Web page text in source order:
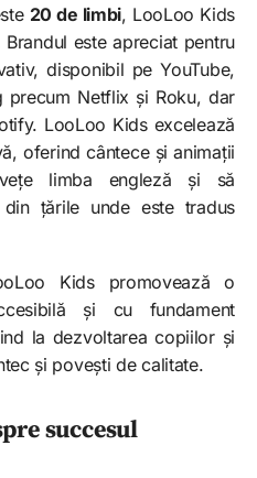
20 de limbi, LooLoo Kids
este apreciat pentru
disponibil pe YouTube,
precum Netflix și Roku, dar
LooLoo Kids excelează
oferind cântece și animații
limba engleză și să
țările unde este tradus
Kids promovează o
și cu fundament
la dezvoltarea copiilor și
și povești de calitate.
succesul